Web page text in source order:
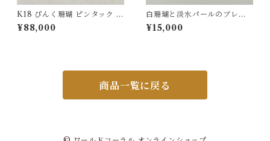
K18 ぴんく珊瑚 ピンタック ボ
タンチェーン付 fb-44
¥88,000
白珊瑚と淡水パールのブレス
レット ts−14
¥15,000
商品一覧に戻る